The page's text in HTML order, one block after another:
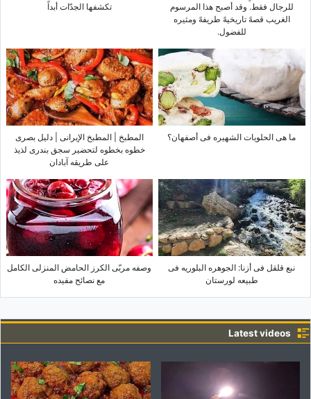
للرجال فقط. وقد أصبح هذا المرسوم
الغریب قصهً تاریخیهً طریفهً ومثیره
للفضول.
تکشفها الجدّات أبداً
ما هی الحلویات الشهیره فی أصفهان؟
المطبخ | المطبخ الإیرانی | دلیل بصری
خطوه بخطوه لتحضیر سجق بندری لذیذ
على طریقه آبادان
نبع قلقل فی أزنا: الجوهره البلوریه فی
طبیعه لورستان
وصفه مربّى الکرز الحامض المنزلی الکامل
مع نصائح مفیده
Latest videos